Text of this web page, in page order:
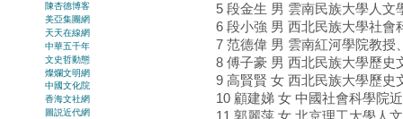
5 段金生 男 雲南民族大學人文
6 段小強 男 西北民族大學社會
7 范德偉 男 雲南紅河學院教授
8 傅子豪 男 西北民族大學歷史
9 高賢賢 女 西北民族大學歷史
10 顧建娣 女 中國社會科學院
陳杏德博客
美亞集團網
天天在線網
中華五千年
文史哲動態
燦爛文明網
中國文化院
香海文社網
圖説近代網